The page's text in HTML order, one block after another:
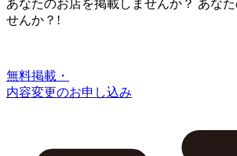
あなたのお店を掲載しませんか？ あな
せんか？!
無料掲載・
内容変更のお申し込み